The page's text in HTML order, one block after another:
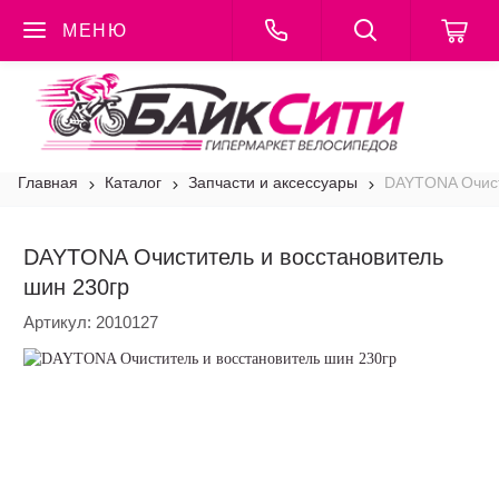
МЕНЮ
Главная Каталог Запчасти и аксессуары DAYTONA
DAYTONA Очиститель и восстановитель
шин 230гр
Артикул: 2010127